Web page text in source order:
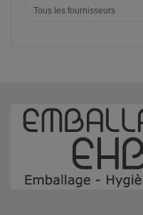
Tous les fournisseurs